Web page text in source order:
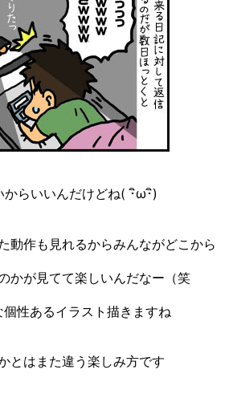
からいいんだけどね( ･ิω･ิ)
動作も見れるからみんながどこから
かが見てて楽しいんだなー（笑
個性あるイラスト描きますね
とはまた違う楽しみ方です